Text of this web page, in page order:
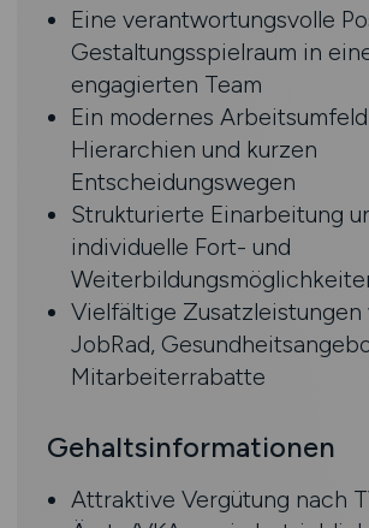
Eine verantwortungsvolle
Gestaltungsspielraum in
engagierten Team
Ein modernes
Hierarchien und kurzen
Entscheidungswegen
Strukturierte Einarbeitung
individuelle Fort- und
Vielfältige Zusatzleistungen
JobRad,
Mitarbeiterrabatte
Gehaltsinformationen
Attraktive Vergütung nach